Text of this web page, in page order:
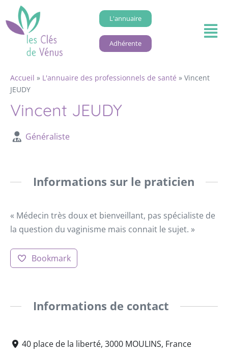
L'annuaire
Adhérente
Accueil » L'annuaire des professionnels de santé » Vincent
JEUDY
Vincent JEUDY
Généraliste
Informations sur le praticien
« Médecin très doux et bienveillant, pas spécialiste de
la question du vaginisme mais connait le sujet. »
Bookmark
Informations de contact
40 place de la liberté, 3000 MOULINS, France